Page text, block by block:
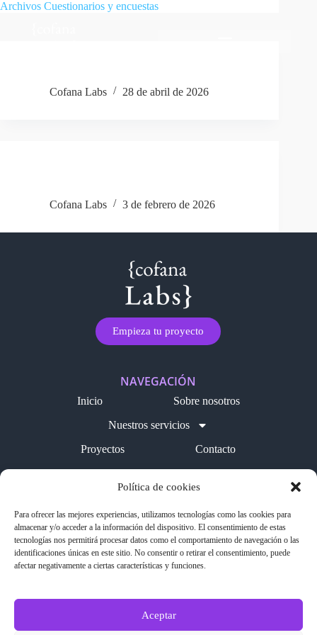
Política de cookies
Para ofrecer las mejores experiencias, utilizamos tecnologías como las cookies para
almacenar y/o acceder a la información del dispositivo. El consentimiento de estas
tecnologías nos permitirá procesar datos como el comportamiento de navegación o las
identificaciones únicas en este sitio. No consentir o retirar el consentimiento, puede
afectar negativamente a ciertas características y funciones.
Aceptar
Archivos Cuestionarios y encuestas
Cofana Labs
28 de abril de 2026
Cofana Labs
3 de febrero de 2026
Empieza tu proyecto
NAVEGACIÓN
Inicio
Sobre nosotros
Nuestros servicios
Proyectos
Contacto
Blog
LEGAL
Política de cookies
Aviso legal
SÍGUENOS EN REDES